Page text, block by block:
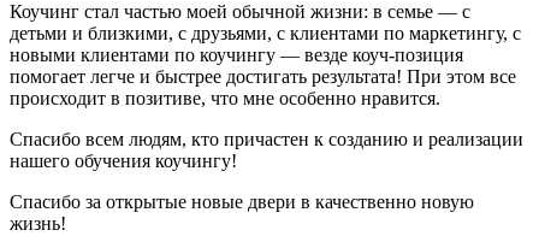
Коучинг стал частью моей обычной жизни: в семье — с
детьми и близкими, с друзьями, с клиентами по маркетингу, с
новыми клиентами по коучингу — везде коуч-позиция
помогает легче и быстрее достигать результата! При этом все
происходит в позитиве, что мне особенно нравится.
Спасибо всем людям, кто причастен к созданию и реализации
нашего обучения коучингу!
Спасибо за открытые новые двери в качественно новую
жизнь!